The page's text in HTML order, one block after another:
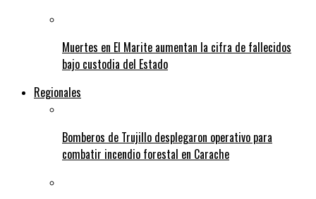
Muertes en El Marite aumentan la cifra de fallecidos
bajo custodia del Estado
Regionales
Bomberos de Trujillo desplegaron operativo para
combatir incendio forestal en Carache